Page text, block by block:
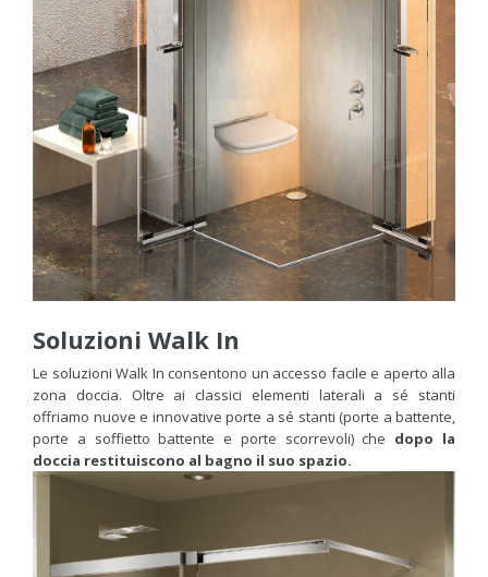
Soluzioni Walk In
Le soluzioni Walk In consentono un accesso facile e aperto alla
zona doccia. Oltre ai classici elementi laterali a sé stanti
offriamo nuove e innovative porte a sé stanti (porte a battente,
porte a soffietto battente e porte scorrevoli) che dopo la
doccia restituiscono al bagno il suo spazio.